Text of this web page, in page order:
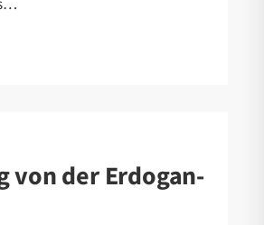
von der Erdogan-